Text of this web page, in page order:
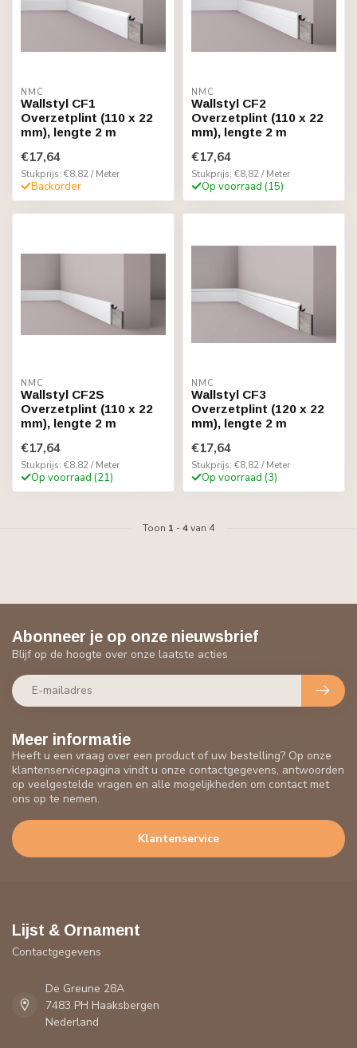
NMC
Wallstyl CF1
Overzetplint (110 x 22
mm), lengte 2 m
€17,64
Stukprijs: €8,82 / Meter
Backorder
NMC
Wallstyl CF2
Overzetplint (110 x 22
mm), lengte 2 m
€17,64
Stukprijs: €8,82 / Meter
Op voorraad (15)
NMC
Wallstyl CF2S
Overzetplint (110 x 22
mm), lengte 2 m
€17,64
Stukprijs: €8,82 / Meter
Op voorraad (21)
NMC
Wallstyl CF3
Overzetplint (120 x 22
mm), lengte 2 m
€17,64
Stukprijs: €8,82 / Meter
Op voorraad (3)
Toon 1 -4van 4
Meer informatie
Heeft u een vraag over een product of uw bestelling? Op onze
klantenservicepagina vindt u onze contactgegevens, antwoorden
op veelgestelde vragen en alle mogelijkheden om contact met
ons op te nemen.
Klantenservice
Abonneer je op onze nieuwsbrief
Blijf op de hoogte over onze laatste acties
Lijst & Ornament
Contactgegevens
De Greune 28A
7483 PH Haaksbergen
Nederland